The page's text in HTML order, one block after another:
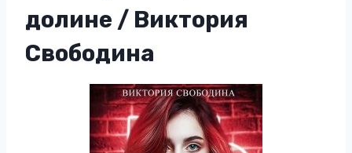
долине / Виктория
Свободина